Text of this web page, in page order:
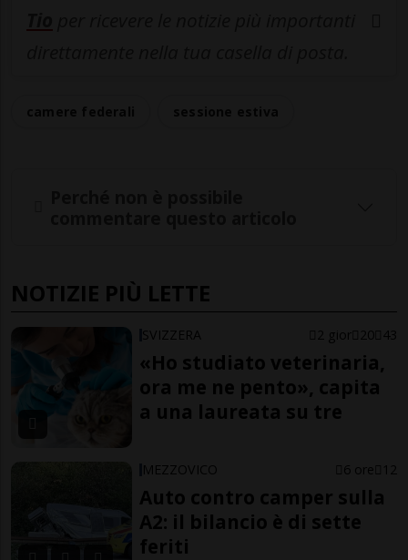
NOTIZIE PIÙ LETTE
SVIZZERA 2 gior 20 43
«Ho studiato veterinaria,
ora me ne pento», capita
a una laureata su tre
MEZZOVICO 6 ore 12
Auto contro camper sulla
A2: il bilancio è di sette
feriti